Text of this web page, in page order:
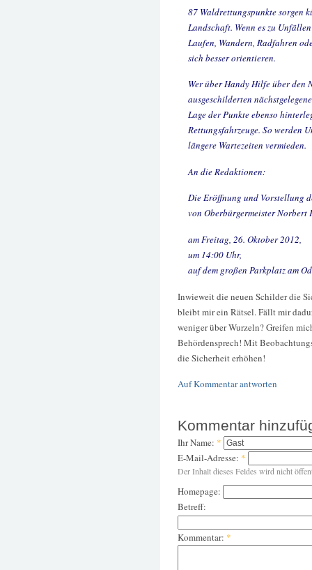
87 Waldrettungspunkte sorgen
Landschaft. Wenn es zu
Laufen, Wandern, Radfahren
sich besser orientieren.
Wer über Handy Hilfe über den
ausgeschilderten
Lage der Punkte ebenso
Rettungsfahrzeuge. So werden
längere Wartezeiten vermieden.
An die Redaktionen:
Die Eröffnung und Vorstellung
von Oberbürgermeister Norbert
am Freitag, 26. Oktober 2012,
um 14:00 Uhr,
auf dem großen Parkplatz am
Inwieweit die neuen Schilder die
bleibt mir ein Rätsel. Fällt mir
weniger über Wurzeln? Greifen
Behördensprech! Mit
die Sicherheit erhöhen!
Auf Kommentar antworten
Kommentar
Ihr Name: *
E-Mail-Adresse: *
Der Inhalt dieses Feldes wird nicht
Homepage:
Betreff:
Kommentar: *